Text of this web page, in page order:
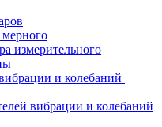
мерного
измерительного
и колебаний
вибрации и колебаний